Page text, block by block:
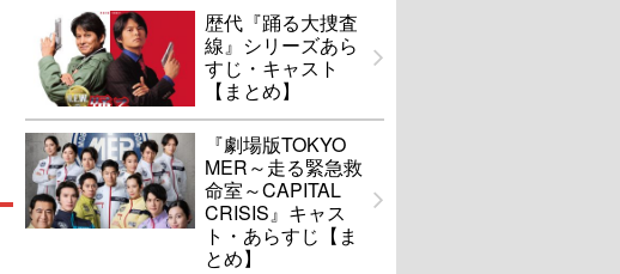
歴代『踊る大捜査
線』シリーズあら
すじ・キャスト
【まとめ】
『劇場版TOKYO
MER～走る緊急救
命室～CAPITAL
CRISIS』キャス
ト・あらすじ【ま
とめ】